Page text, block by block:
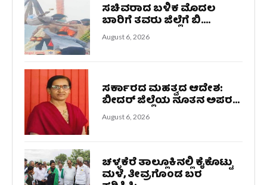
ಸಚಿವರಾದ ಬಳಿಕ ಮೊದಲ
ಬಾರಿಗೆ ತವರು ಜಿಲ್ಲೆಗೆ ಬಿ....
August 6, 2026
ಸರ್ಕಾರದ ಮಹತ್ವದ ಆದೇಶ:
ಬೀದರ್ ಜಿಲ್ಲೆಯ ನೂತನ ಅಪರ...
August 6, 2026
ಚಳ್ಳಕೆರೆ ತಾಲ್ಲೂಕಿನಲ್ಲಿ ಕೈಕೊಟ್ಟು
ಮಳೆ, ತೀವ್ರಗೊಂಡ ಬರ